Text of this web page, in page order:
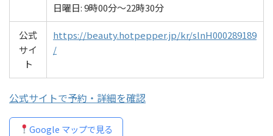
日曜日: 9時00分～22時30分
公式
サイ
ト
https://beauty.hotpepper.jp/kr/slnH000289189
/
公式サイトで予約・詳細を確認
Google マップで見る